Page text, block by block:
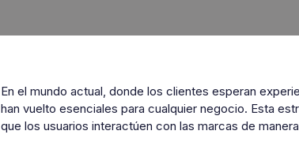
En el mundo actual, donde los clientes esperan
han vuelto esenciales para cualquier negocio. Esta
que los usuarios interactúen con las marcas de